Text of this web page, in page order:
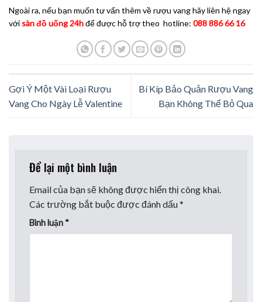
Ngoài ra, nếu bạn muốn tư vấn thêm về rượu vang hãy liên hệ ngay
với sàn đồ uống 24hđể được hỗ trợ theo hotline: 088 886 66 16
Gợi Ý Một Vài Loại Rượu
Vang Cho Ngày Lễ Valentine
Bí Kíp Bảo Quản Rượu Vang
Bạn Không Thể Bỏ Qua
Để lại một bình luận
Email của bạn sẽ không được hiển thị công khai.
Các trường bắt buộc được đánh dấu*
Bình luận *